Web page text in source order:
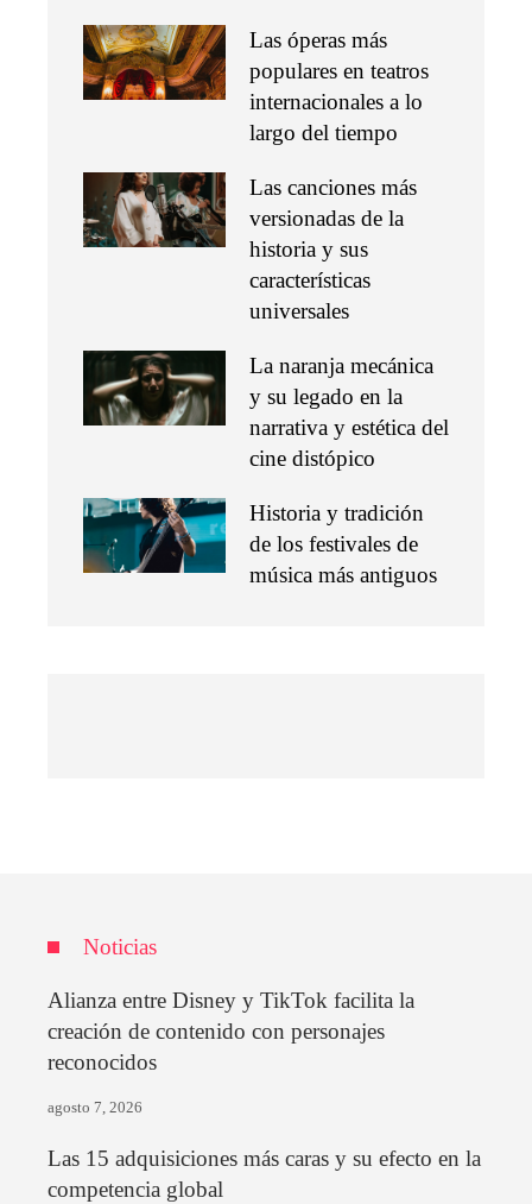
Las óperas más
populares en teatros
internacionales a lo
largo del tiempo
Las canciones más
versionadas de la
historia y sus
características
universales
La naranja mecánica
y su legado en la
narrativa y estética del
cine distópico
Historia y tradición
de los festivales de
música más antiguos
Noticias
Alianza entre Disney y TikTok facilita la
creación de contenido con personajes
reconocidos
agosto 7, 2026
Las 15 adquisiciones más caras y su efecto en la
competencia global